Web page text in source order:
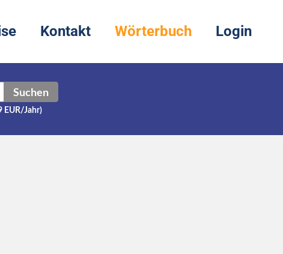
Kontakt Wörterbuch Login
Suchen
EUR/Jahr)